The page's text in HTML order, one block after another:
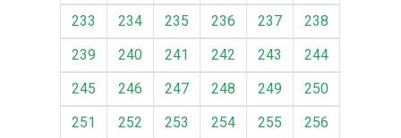
233
234 235 236 237
238
239
240 241 242 243
244
245
246 247 248 249
250
251
252 253 254 255
256